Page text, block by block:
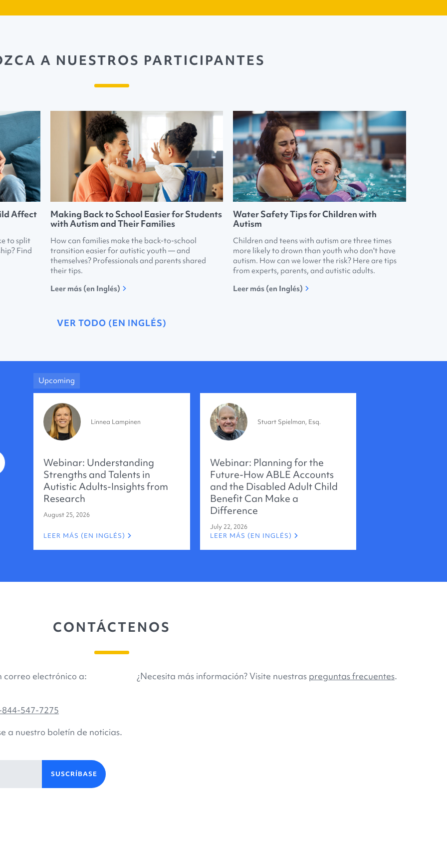
A NUESTROS PARTICIPANTES
Affect
to split
Find
Making Back to School Easier for Students
with Autism and Their Families
How can families make the back-to-school
transition easier for autistic youth — and
themselves? Professionals and parents shared
their tips.
Leer más (en Inglés)
Water Safety Tips for Children with
Autism
Children and teens with autism are three times
more likely to drown than youth who don't have
autism. How can we lower the risk? Here are tips
from experts, parents, and autistic adults.
Leer más (en Inglés)
VER TODO (EN INGLÉS)
Upcoming
Linnea Lampinen
Webinar: Understanding
Strengths and Talents in
Autistic Adults-Insights from
Research
August 25, 2026
LEER MÁS (EN INGLÉS)
Stuart Spielman, Esq.
Webinar: Planning for the
Future-How ABLE Accounts
and the Disabled Adult Child
Benefit Can Make a
Difference
July 22, 2026
LEER MÁS (EN INGLÉS)
CONTÁCTENOS
correo electrónico a:
547-7275
a nuestro boletín de noticias.
¿Necesita más información? Visite nuestras preguntas frecuentes.